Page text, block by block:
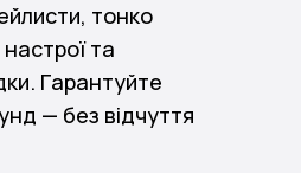
тонко
та
Гарантуйте
— без відчуття